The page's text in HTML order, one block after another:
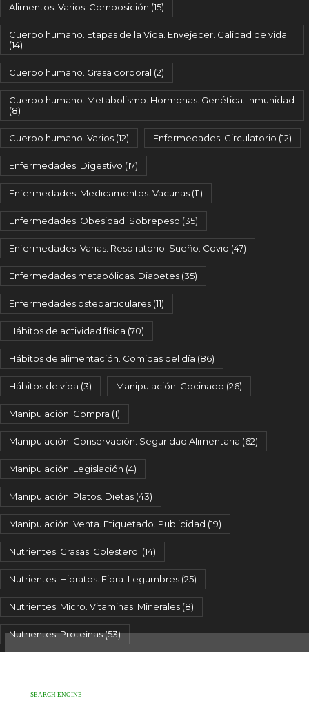
Alimentos. Varios. Composición (15)
Cuerpo humano. Etapas de la Vida. Envejecer. Calidad de vida
(14)
Cuerpo humano. Grasa corporal (2)
Cuerpo humano. Metabolismo. Hormonas. Genética. Inmunidad
(8)
Cuerpo humano. Varios (12) Enfermedades. Circulatorio (12)
Enfermedades. Digestivo (17)
Enfermedades. Medicamentos. Vacunas (11)
Enfermedades. Obesidad. Sobrepeso (35)
Enfermedades. Varias. Respiratorio. Sueño. Covid (47)
Enfermedades metabólicas. Diabetes (35)
Enfermedades osteoarticulares (11)
Hábitos de actividad física (70)
Hábitos de alimentación. Comidas del día (86)
Hábitos de vida (3) Manipulación. Cocinado (26)
Manipulación. Compra (1)
Manipulación. Conservación. Seguridad Alimentaria (62)
Manipulación. Legislación (4)
Manipulación. Platos. Dietas (43)
Manipulación. Venta. Etiquetado. Publicidad (19)
Nutrientes. Grasas. Colesterol (14)
Nutrientes. Hidratos. Fibra. Legumbres (25)
Nutrientes. Micro. Vitaminas. Minerales (8)
Nutrientes. Proteínas(53)
SEARCH ENGINE